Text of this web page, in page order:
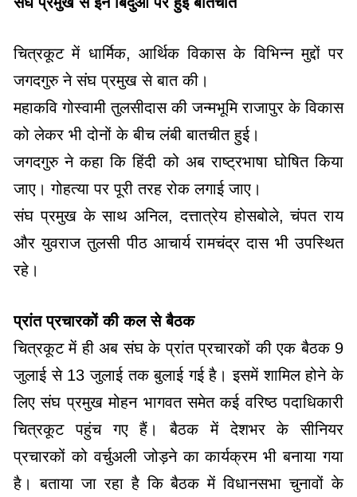
चित्रकूट में धार्मिक, आर्थिक विकास के विभिन्न मुद्दों पर
जगदगुरु ने संघ प्रमुख से बात की।
महाकवि गोस्वामी तुलसीदास की जन्मभूमि राजापुर के विकास
को लेकर भी दोनों के बीच लंबी बातचीत हुई।
जगदगुरु ने कहा कि हिंदी को अब राष्ट्रभाषा घोषित किया
जाए। गोहत्या पर पूरी तरह रोक लगाई जाए।
संघ प्रमुख के साथ अनिल, दत्तात्रेय होसबोले, चंपत राय
और युवराज तुलसी पीठ आचार्य रामचंद्र दास भी उपस्थित
रहे।
प्रांत प्रचारकों की कल से बैठक
चित्रकूट में ही अब संघ के प्रांत प्रचारकों की एक बैठक 9
जुलाई से 13 जुलाई तक बुलाई गई है। इसमें शामिल होने के
लिए संघ प्रमुख मोहन भागवत समेत कई वरिष्ठ पदाधिकारी
चित्रकूट पहुंच गए हैं। बैठक में देशभर के सीनियर
प्रचारकों को वर्चुअली जोड़ने का कार्यक्रम भी बनाया गया
है। बताया जा रहा है कि बैठक में विधानसभा चुनावों के